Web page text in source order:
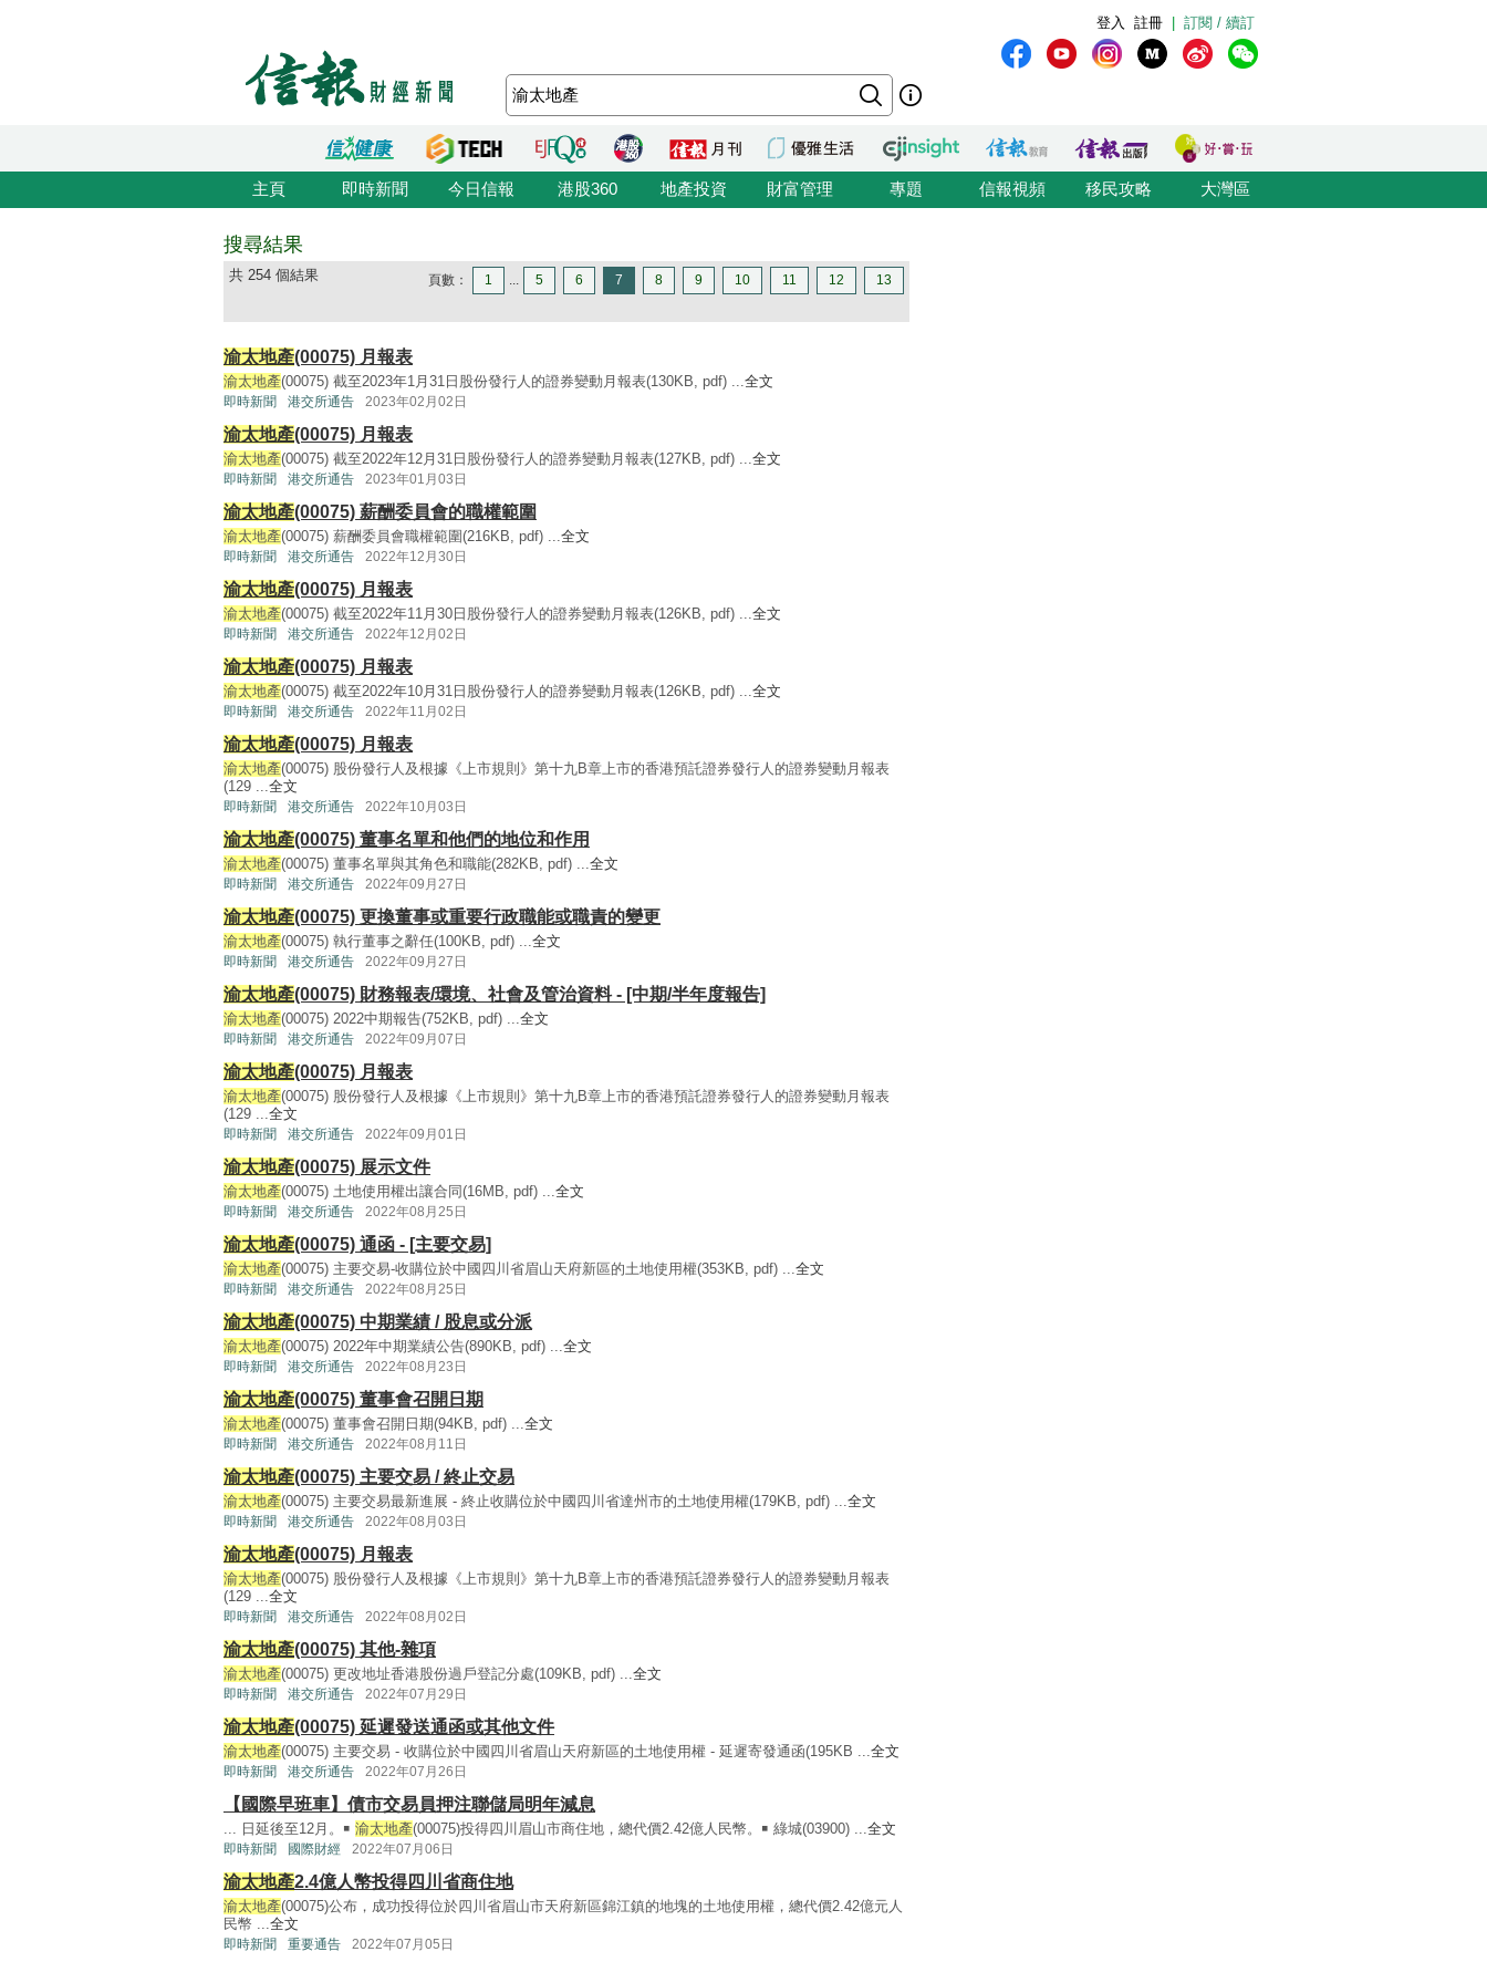
訂閱 / 續訂
註冊
登入
主頁 即時新聞 今日信報 港股360 地產投資 財富管理 專題 信報視頻 移民攻略 大灣區
搜尋結果
共 254 個結果 頁數： 1 ... 5 6 7 8 9 10 11 12 13
渝太地產(00075) 月報表
渝太地產(00075) 截至2023年1月31日股份發行人的證券變動月報表(130KB, pdf) ...全文
即時新聞 港交所通告 2023年02月02日
渝太地產(00075) 月報表
渝太地產(00075) 截至2022年12月31日股份發行人的證券變動月報表(127KB, pdf) ...全文
即時新聞 港交所通告 2023年01月03日
渝太地產(00075) 薪酬委員會的職權範圍
渝太地產(00075) 薪酬委員會職權範圍(216KB, pdf) ...全文
即時新聞 港交所通告 2022年12月30日
渝太地產(00075) 月報表
渝太地產(00075) 截至2022年11月30日股份發行人的證券變動月報表(126KB, pdf) ...全文
即時新聞 港交所通告 2022年12月02日
渝太地產(00075) 月報表
渝太地產(00075) 截至2022年10月31日股份發行人的證券變動月報表(126KB, pdf) ...全文
即時新聞 港交所通告 2022年11月02日
渝太地產(00075) 月報表
渝太地產(00075) 股份發行人及根據《上市規則》第十九B章上市的香港預託證券發行人的證券變動月報表
(129 ...全文
即時新聞 港交所通告 2022年10月03日
渝太地產(00075) 董事名單和他們的地位和作用
渝太地產(00075) 董事名單與其角色和職能(282KB, pdf) ...全文
即時新聞 港交所通告 2022年09月27日
渝太地產(00075) 更換董事或重要行政職能或職責的變更
渝太地產(00075) 執行董事之辭任(100KB, pdf) ...全文
即時新聞 港交所通告 2022年09月27日
渝太地產(00075) 財務報表/環境、社會及管治資料 - [中期/半年度報告]
渝太地產(00075) 2022中期報告(752KB, pdf) ...全文
即時新聞 港交所通告 2022年09月07日
渝太地產(00075) 月報表
渝太地產(00075) 股份發行人及根據《上市規則》第十九B章上市的香港預託證券發行人的證券變動月報表
(129 ...全文
即時新聞 港交所通告 2022年09月01日
渝太地產(00075) 展示文件
渝太地產(00075) 土地使用權出讓合同(16MB, pdf) ...全文
即時新聞 港交所通告 2022年08月25日
渝太地產(00075) 通函 - [主要交易]
渝太地產(00075) 主要交易-收購位於中國四川省眉山天府新區的土地使用權(353KB, pdf) ...全文
即時新聞 港交所通告 2022年08月25日
渝太地產(00075) 中期業績 / 股息或分派
渝太地產(00075) 2022年中期業績公告(890KB, pdf) ...全文
即時新聞 港交所通告 2022年08月23日
渝太地產(00075) 董事會召開日期
渝太地產(00075) 董事會召開日期(94KB, pdf) ...全文
即時新聞 港交所通告 2022年08月11日
渝太地產(00075) 主要交易 / 終止交易
渝太地產(00075) 主要交易最新進展 - 終止收購位於中國四川省達州市的土地使用權(179KB, pdf) ...全文
即時新聞 港交所通告 2022年08月03日
渝太地產(00075) 月報表
渝太地產(00075) 股份發行人及根據《上市規則》第十九B章上市的香港預託證券發行人的證券變動月報表
(129 ...全文
即時新聞 港交所通告 2022年08月02日
渝太地產(00075) 其他-雜項
渝太地產(00075) 更改地址香港股份過戶登記分處(109KB, pdf) ...全文
即時新聞 港交所通告 2022年07月29日
渝太地產(00075) 延遲發送通函或其他文件
渝太地產(00075) 主要交易 - 收購位於中國四川省眉山天府新區的土地使用權 - 延遲寄發通函(195KB ...全文
即時新聞 港交所通告 2022年07月26日
【國際早班車】債市交易員押注聯儲局明年減息
... 日延後至12月。￭ 渝太地產(00075)投得四川眉山市商住地，總代價2.42億人民幣。￭ 綠城(03900) ...全文
即時新聞 國際財經 2022年07月06日
渝太地產2.4億人幣投得四川省商住地
渝太地產(00075)公布，成功投得位於四川省眉山市天府新區錦江鎮的地塊的土地使用權，總代價2.42億元人
民幣 ...全文
即時新聞 重要通告 2022年07月05日